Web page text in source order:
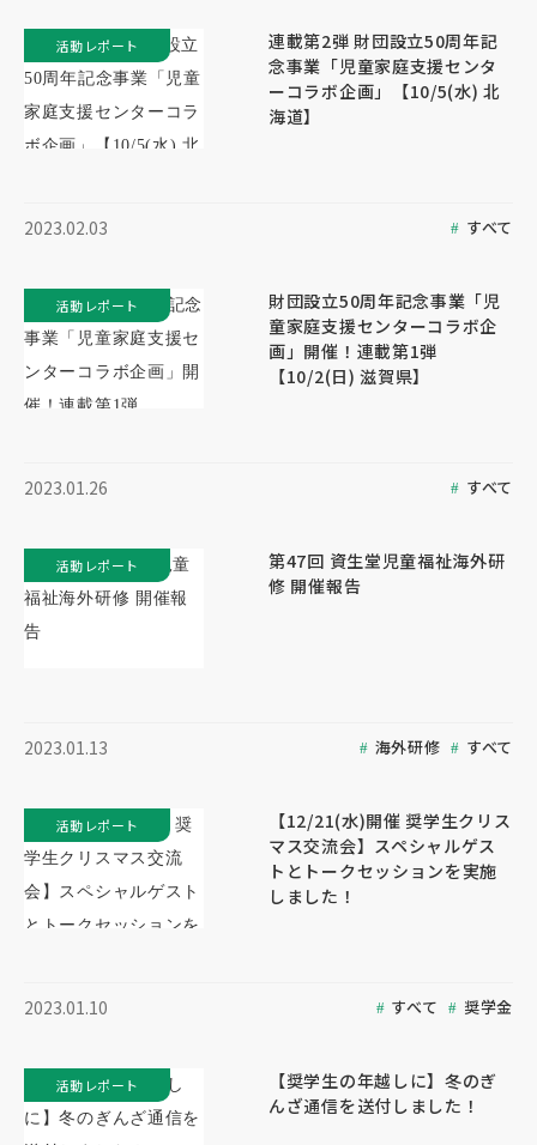
連載第2弾 財団設立50周年記
念事業「児童家庭支援センタ
ーコラボ企画」【10/5(水) 北
海道】
2023.02.03 すべて
活動レポート
財団設立50周年記念事業「児
童家庭支援センターコラボ企
画」開催！連載第1弾
【10/2(日) 滋賀県】
2023.01.26 すべて
活動レポート
第47回 資生堂児童福祉海外研
修 開催報告
2023.01.13 海外研修 すべて
活動レポート
【12/21(水)開催 奨学生クリス
マス交流会】スペシャルゲス
トとトークセッションを実施
しました！
2023.01.10 すべて 奨学金
活動レポート
【奨学生の年越しに】冬のぎ
んざ通信を送付しました！
活動レポート